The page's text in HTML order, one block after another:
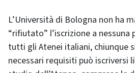
L’Università di Bologna non ha
“rifiutato” l’iscrizione a nessuna
tutti gli Atenei italiani, chiunque
necessari requisiti può iscriversi